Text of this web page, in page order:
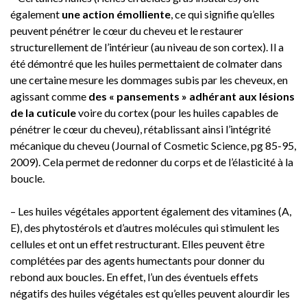
également une action émolliente, ce qui signifie qu’elles
peuvent pénétrer le cœur du cheveu et le restaurer
structurellement de l’intérieur (au niveau de son cortex). Il a
été démontré que les huiles permettaient de colmater dans
une certaine mesure les dommages subis par les cheveux, en
agissant comme des « pansements » adhérant aux lésions
de la cuticulevoire du cortex (pour les huiles capables de
pénétrer le cœur du cheveu), rétablissant ainsi l’intégrité
mécanique du cheveu (Journal of Cosmetic Science, pg 85-95,
2009). Cela permet de redonner du corps et de l’élasticité à la
boucle.
– Les huiles végétales apportent également des vitamines (A,
E), des phytostérols et d’autres molécules qui stimulent les
cellules et ont un effet restructurant. Elles peuvent être
complétées par des agents humectants pour donner du
rebond aux boucles. En effet, l’un des éventuels effets
négatifs des huiles végétales est qu’elles peuvent alourdir les